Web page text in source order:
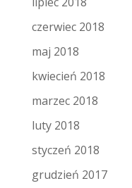
czerwiec 2018
maj 2018
kwiecień 2018
marzec 2018
luty 2018
styczeń 2018
grudzień 2017